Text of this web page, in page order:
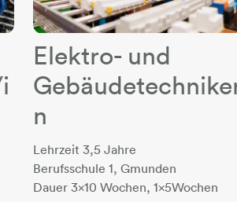
Elektro- und
n
Lehrzeit 3,5 Jahre
Berufsschule 1, Gmunden
Dauer 3x10 Wochen, 1x5Wochen